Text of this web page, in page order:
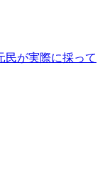
民が実際に採って